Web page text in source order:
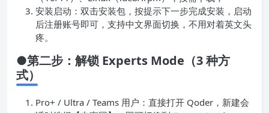
（10/11）、Linux（.deb/.rpm），按需下载；
安装启动：双击安装包，按提示下一步完成安装，启动
后注册账号即可，支持中文界面切换，不用对着英文头
疼。
●第二步：解锁 Experts Mode（3 种方
式）